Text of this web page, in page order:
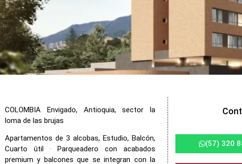
COLOMBIA Envigado, Antioquia, sector la
loma de las brujas
Apartamentos de 3 alcobas, Estudio, Balcón,
Cuarto útil · Parqueadero con acabados
premium y balcones que se integran con la
(57) 320